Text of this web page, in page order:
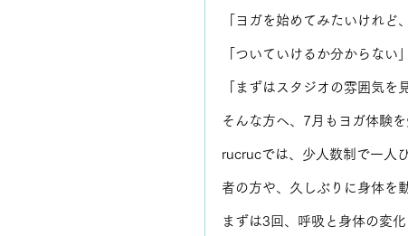
「ヨガを始めてみたいけれど
「ついていけるか分からない」
「まずはスタジオの雰囲気を
そんな方へ、7月もヨガ体験を
rucrucでは、少人数制で一人
者の方や、久しぶりに身体を
まずは3回、呼吸と身体の変